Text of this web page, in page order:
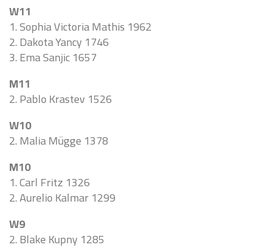
W11
1. Sophia Victoria Mathis 1962
2. Dakota Yancy 1746
3. Ema Sanjic 1657
M11
2. Pablo Krastev 1526
W10
2. Malia Mügge 1378
M10
1. Carl Fritz 1326
2. Aurelio Kalmar 1299
W9
2. Blake Kupny 1285